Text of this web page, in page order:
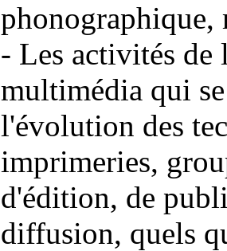
- Les activités de
multimédia qui
l'évolution des
imprimeries,
d'édition, de
diffusion, quels